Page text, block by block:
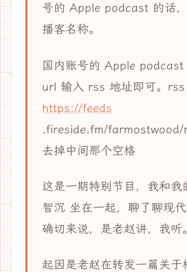
号的 Apple podcast 的话
播客名称。
国内账号的 Apple
url 输入 rss 地址即可。rss
https://feeds
.fireside.fm/farmostwood/
去掉中间那个空格
这是一期特别节目，我和我
智沉 坐在一起，聊了聊现
确切来说，是老赵讲，我听。
起因是老赵在转发一篇关于